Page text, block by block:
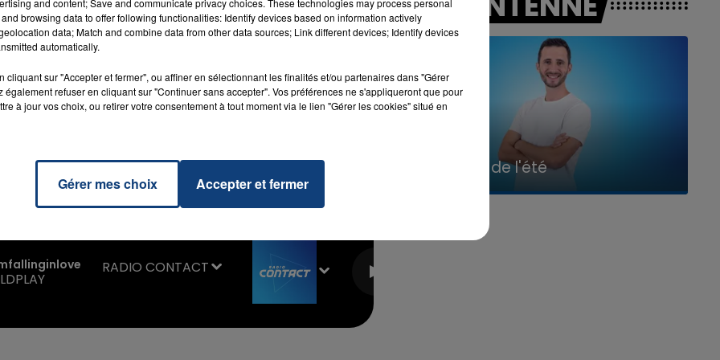
campagne de Marine Le Pen. La candidate du
la TVA de 20 à 5,5 % sur les produits de l’énergie.
dividende salarié : "quand vous versez des dividendes à
ou une participation aux salariés, ou
RADIO CONTACT
La Team de l'été La Team de l'été
and content; Save and communicate privacy choices. These technologies may process personal
browsing data to offer following functionalities: Identify devices based on information actively
data; Match and combine data from other data sources; Link different devices; Identify devices
automatically.
cliquant sur "Accepter et fermer", ou affiner en sélectionnant les finalités et/ou partenaires dans "Gérer
également refuser en cliquant sur "Continuer sans accepter". Vos préférences ne s'appliqueront que pour
à jour vos choix, ou retirer votre consentement à tout moment via le lien "Gérer les cookies" situé en
Gérer mes choix Accepter et fermer